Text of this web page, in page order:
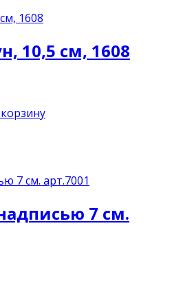
10,5 см, 1608
7 см.